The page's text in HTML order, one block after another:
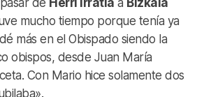
mucho tiempo porque tenía ya
más en el Obispado siendo la
obispos, desde Juan María
Con Mario hice solamente dos